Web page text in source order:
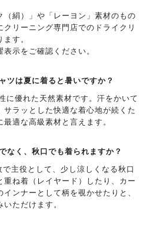
（絹）」や「レーヨン」素材のもの
クリーニング専門店でのドライクリ
す。
示をご確認ください。
ツは夏に着ると暑いですか？
に優れた天然素材です。汗をかいて
サラッとした快適な着心地が続くた
適な高級素材と言えます。
なく、秋口でも着られますか？
主役として、少し涼しくなる秋口
重ね着（レイヤード）したり、カー
ンナーとして柄を覗かせたりと、
ただけます。